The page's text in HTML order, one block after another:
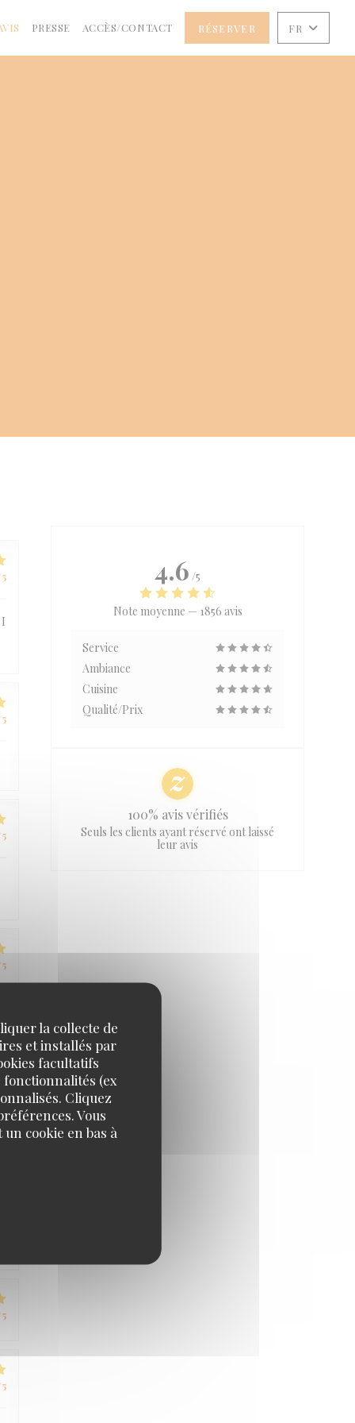
la collecte de
et installés par
facultatifs
(ex
Cliquez
Vous
cookie en bas à
PRESSE ACCÈS/CONTACT RÉSERVER FR
4.6 /5
Note moyenne — 1856 avis
Service
Ambiance
Cuisine
Qualité/Prix
100% avis vérifiés
Seuls les clients ayant réservé ont laissé
leur avis